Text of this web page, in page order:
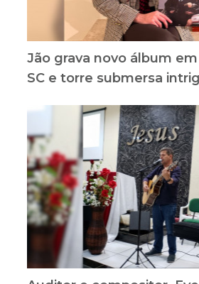
Jão grava novo álbum
SC e torre submersa